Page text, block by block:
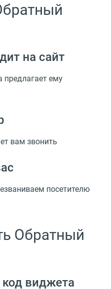
на сайт
предлагает ему
вам звонить
посетителю
Обратный
виджета